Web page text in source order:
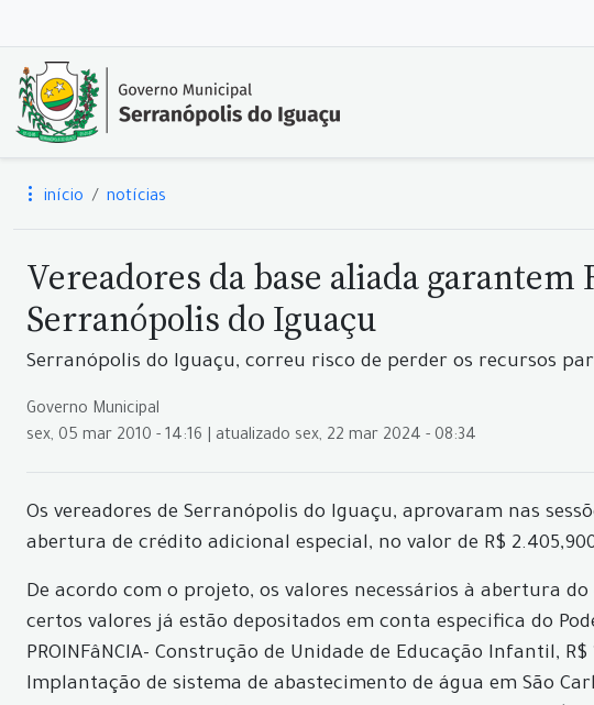
início notícias
Vereadores da base aliada
Serranópolis do Iguaçu
Serranópolis do Iguaçu, correu risco de perder os recursos
Governo Municipal
sex, 05 mar 2010 - 14:16 | atualizado sex, 22 mar 2024 - 08:34
Os vereadores de Serranópolis do Iguaçu, aprovaram nas
abertura de crédito adicional especial, no valor de R$
De acordo com o projeto, os valores necessários à abertura
certos valores já estão depositados em conta especifica do
PROINFâNCIA- Construção de Unidade de Educação Infantil,
Implantação de sistema de abastecimento de água em São